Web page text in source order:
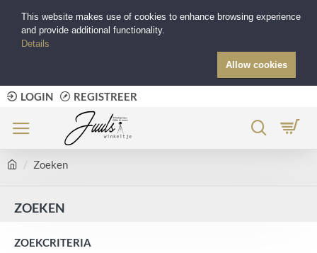
LOGIN REGISTREER
Zoeken
ZOEKEN
ZOEKCRITERIA
This website makes use of cookies to enhance browsing experience
and provide additional functionality.
Details
Allow cookies